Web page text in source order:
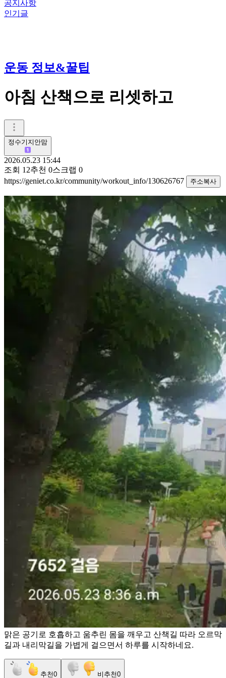
공지사항
인기글
운동 정보&꿀팁
아침 산책으로 리셋하고
정수기지안맘
2026.05.23 15:44
조회 12추천 0스크랩 0
https://geniet.co.kr/community/workout_info/130626767
주소복사
맑은 공기로 호흡하고 움추린 몸을 깨우고 산책길 따라 오르막
길과 내리막길을 가볍게 걸으면서 하루를 시작하네요.
추천0 비추천0